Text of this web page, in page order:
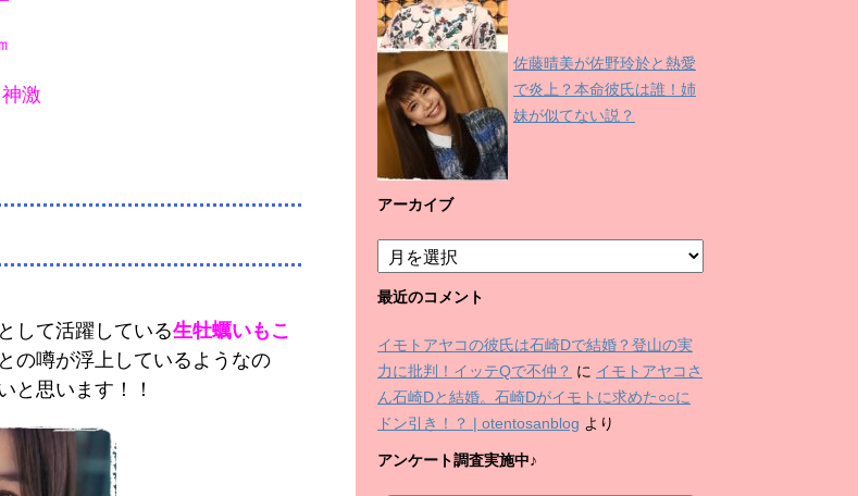
激
して活躍している生牡蠣いもこ
との噂が浮上しているようなの
と思います！！
佐藤晴美が佐野玲於と熱愛
で炎上？本命彼氏は誰！姉
妹が似てない説？
アーカイブ
ア
ー
カ
ブ
最近のコメント
イモトアヤコの彼氏は石崎Dで結婚？登山の実
力に批判！イッテQで不仲？ に イモトアヤコさ
ん石崎Dと結婚。石崎Dがイモトに求めた○○に
ドン引き！？ | otentosanblog より
アンケート調査実施中♪